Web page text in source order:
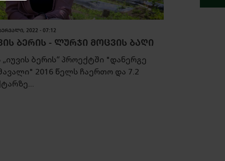
2022 - 07:12
ᲑᲔᲠᲘᲡ - ᲚᲣᲠᲯᲘ ᲛᲝᲪᲕᲘᲡ ᲑᲐᲦᲘ
„იუვის ბერის“ პროექტში "დანერგე
2016 წელს ჩაერთო და 7.2